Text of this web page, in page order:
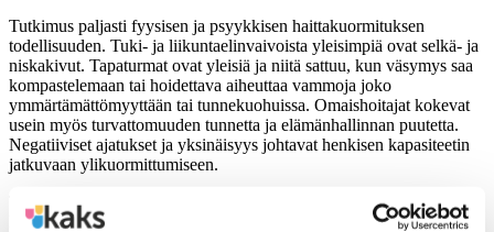
Tutkimus paljasti fyysisen ja psyykkisen haittakuormituksen
todellisuuden. Tuki- ja liikuntaelinvaivoista yleisimpiä ovat selkä- ja
niskakivut. Tapaturmat ovat yleisiä ja niitä sattuu, kun väsymys saa
kompastelemaan tai hoidettava aiheuttaa vammoja joko
ymmärtämättömyyttään tai tunnekuohuissa. Omaishoitajat kokevat
usein myös turvattomuuden tunnetta ja elämänhallinnan puutetta.
Negatiiviset ajatukset ja yksinäisyys johtavat henkisen kapasiteetin
jatkuvaan ylikuormittumiseen.
Tutkimuksessa arvioitiin myös omaishoidon vuosikustannuksia.
Kaikkiaan sitovan hoidon tarpeessa olevien 60 000